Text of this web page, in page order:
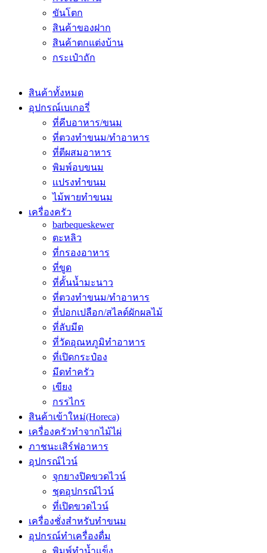
ขันโตก
สินค้าของฝาก
สินค้าตกแต่งบ้าน
กระเป๋าถัก
สินค้าทั้งหมด
อุปกรณ์เบเกอรี่
ที่คีบอาหาร/ขนม
ที่ตวงทำขนม/ทำอาหาร
ที่ตีผสมอาหาร
พิมพ์อบขนม
เเปรงทำขนม
ไม้พายทำขนม
เครื่องครัว
barbequeskewer
ตะหลิว
ที่กรองอาหาร
ที่ขูด
ที่คั้นน้ำมะนาว
ที่ตวงทำขนม/ทำอาหาร
ที่ปอกเปลือก/สไลด์ผักผลไม้
ที่ลับมีด
ที่วัดอุณหภูมิทำอาหาร
ที่เปิดกระป๋อง
มีดทำครัว
เขียง
กรรไกร
สินค้าเข้าใหม่(Horeca)
เครื่องครัวทำจากไม้ไผ่
ภาชนะเสิร์ฟอาหาร
อุปกรณ์ไวน์
จุกยางปิดขวดไวน์
ชุดอุปกรณ์ไวน์
ที่เปิดขวดไวน์
เครื่องชั่งสำหรับทำขนม
อุปกรณ์ทำเครื่องดื่ม
พิมพ์ทำน้ำแข็ง